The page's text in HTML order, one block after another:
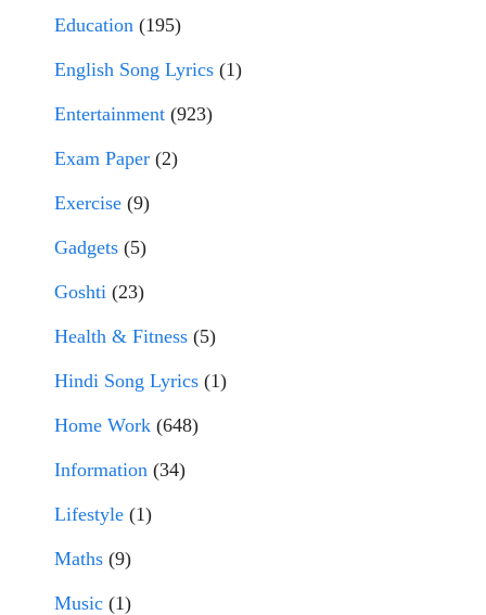
Education (195)
English Song Lyrics (1)
Entertainment (923)
Exam Paper (2)
Exercise (9)
Gadgets (5)
Goshti (23)
Health & Fitness (5)
Hindi Song Lyrics (1)
Home Work (648)
Information (34)
Lifestyle (1)
Maths (9)
Music (1)